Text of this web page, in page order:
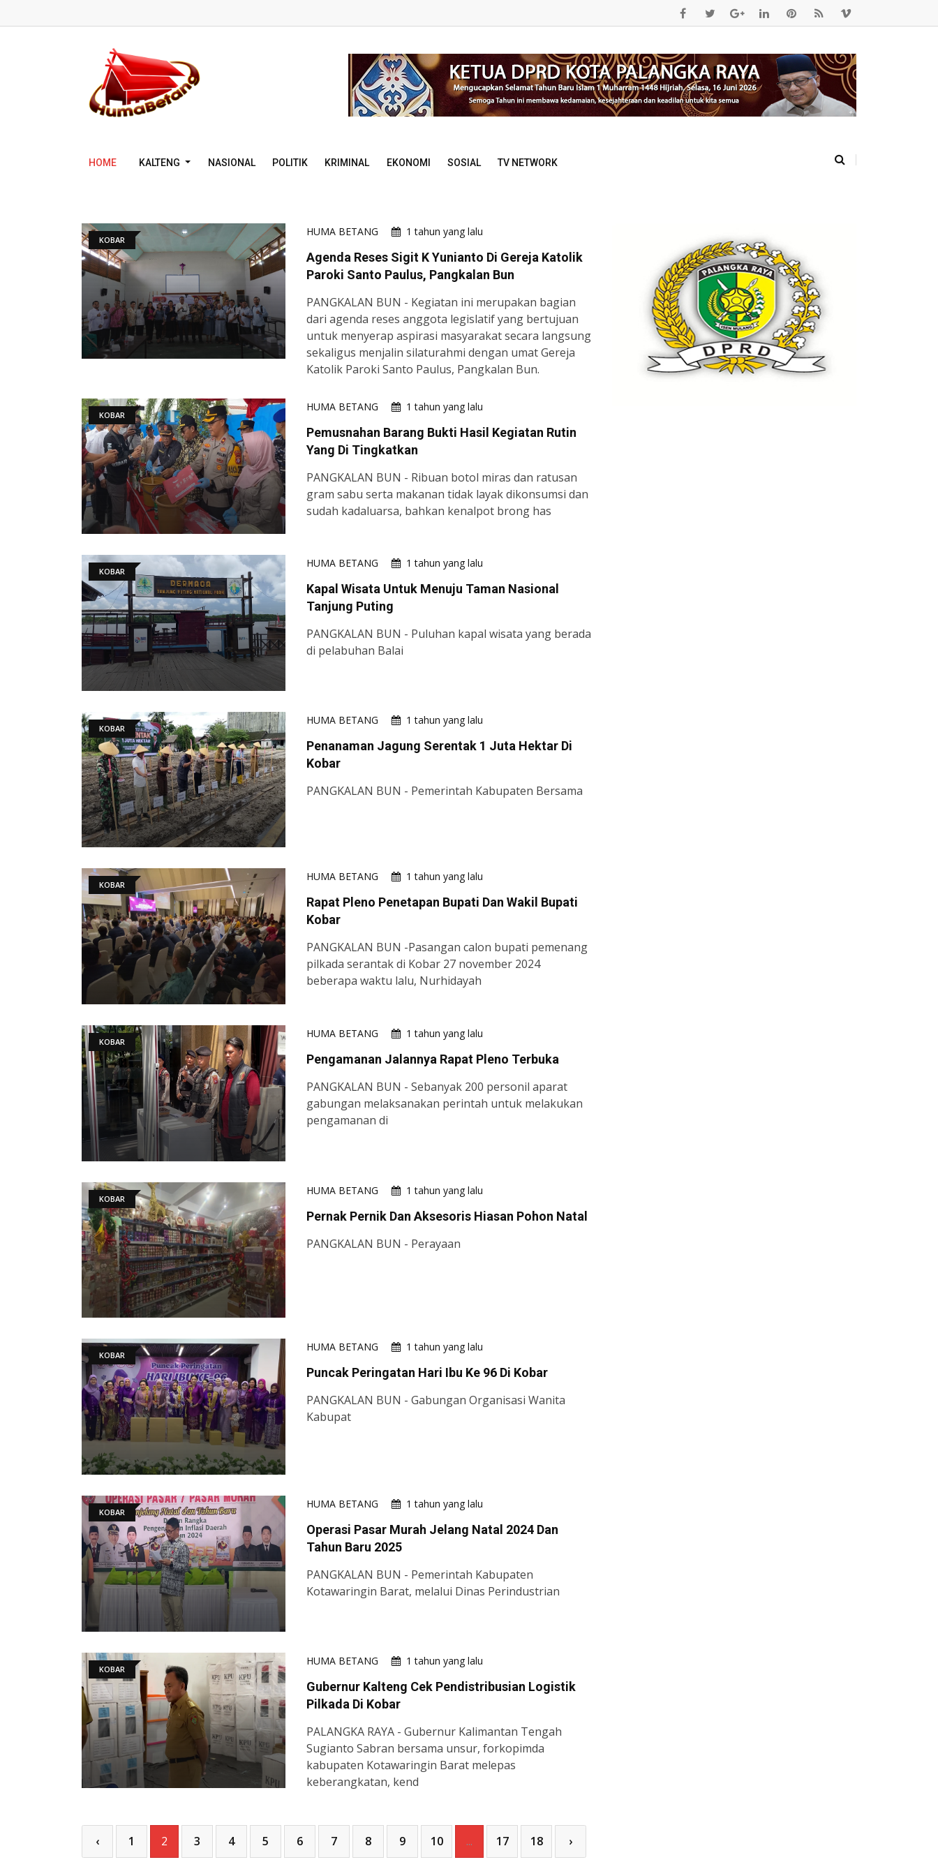
HOME KALTENG NASIONAL POLITIK KRIMINAL EKONOMI SOSIAL TV NETWORK
KOBAR
HUMA BETANG 1 tahun yang lalu
Agenda Reses Sigit K Yunianto Di Gereja Katolik
Paroki Santo Paulus, Pangkalan Bun
PANGKALAN BUN - Kegiatan ini merupakan bagian
dari agenda reses anggota legislatif yang bertujuan
untuk menyerap aspirasi masyarakat secara langsung
sekaligus menjalin silaturahmi dengan umat Gereja
Katolik Paroki Santo Paulus, Pangkalan Bun.
KOBAR
HUMA BETANG 1 tahun yang lalu
Pemusnahan Barang Bukti Hasil Kegiatan Rutin
Yang Di Tingkatkan
PANGKALAN BUN - Ribuan botol miras dan ratusan
gram sabu serta makanan tidak layak dikonsumsi dan
sudah kadaluarsa, bahkan kenalpot brong has
KOBAR
HUMA BETANG 1 tahun yang lalu
Kapal Wisata Untuk Menuju Taman Nasional
Tanjung Puting
PANGKALAN BUN - Puluhan kapal wisata yang berada
di pelabuhan Balai
KOBAR
HUMA BETANG 1 tahun yang lalu
Penanaman Jagung Serentak 1 Juta Hektar Di
Kobar
PANGKALAN BUN - Pemerintah Kabupaten Bersama
KOBAR
HUMA BETANG 1 tahun yang lalu
Rapat Pleno Penetapan Bupati Dan Wakil Bupati
Kobar
PANGKALAN BUN -Pasangan calon bupati pemenang
pilkada serantak di Kobar 27 november 2024
beberapa waktu lalu, Nurhidayah
KOBAR
HUMA BETANG 1 tahun yang lalu
Pengamanan Jalannya Rapat Pleno Terbuka
PANGKALAN BUN - Sebanyak 200 personil aparat
gabungan melaksanakan perintah untuk melakukan
pengamanan di
KOBAR
HUMA BETANG 1 tahun yang lalu
Pernak Pernik Dan Aksesoris Hiasan Pohon Natal
PANGKALAN BUN - Perayaan
KOBAR
HUMA BETANG 1 tahun yang lalu
Puncak Peringatan Hari Ibu Ke 96 Di Kobar
PANGKALAN BUN - Gabungan Organisasi Wanita
Kabupat
KOBAR
HUMA BETANG 1 tahun yang lalu
Operasi Pasar Murah Jelang Natal 2024 Dan
Tahun Baru 2025
PANGKALAN BUN - Pemerintah Kabupaten
Kotawaringin Barat, melalui Dinas Perindustrian
KOBAR
HUMA BETANG 1 tahun yang lalu
Gubernur Kalteng Cek Pendistribusian Logistik
Pilkada Di Kobar
PALANGKA RAYA - Gubernur Kalimantan Tengah
Sugianto Sabran bersama unsur, forkopimda
kabupaten Kotawaringin Barat melepas
keberangkatan, kend
‹ 1 2 3 4 5 6 7 8 9 10 ... 17 18 ›